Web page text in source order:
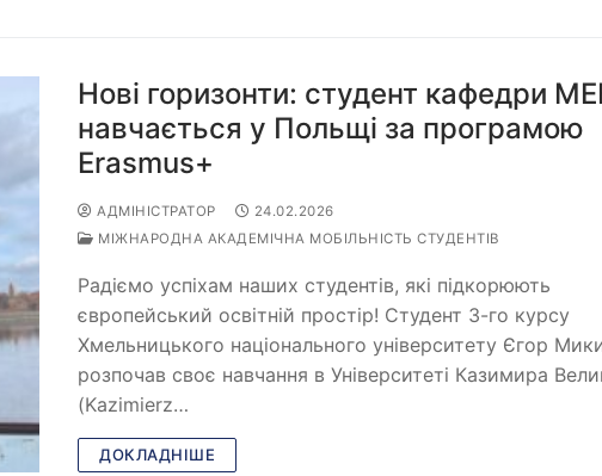
Нові горизонти: студент кафедри
навчається у Польщі за програмою
Erasmus+
АДМІНІСТРАТОР
24.02.2026
МІЖНАРОДНА АКАДЕМІЧНА МОБІЛЬНІСТЬ СТУДЕНТІВ
Радіємо успіхам наших студентів, які підкорюють
європейський освітній простір! Студент 3-го курсу
Хмельницького національного університету Єгор
розпочав своє навчання в Університеті Казимира
(Kazimierz…
ДОКЛАДНІШЕ